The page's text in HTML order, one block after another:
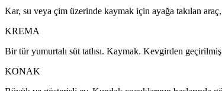
Kar, su veya çim üzerinde kaymak için ayağa takılan
KREMA
Bir tür yumurtalı süt tatlısı. Kaymak. Kevgirden geçirilmiş
KONAK